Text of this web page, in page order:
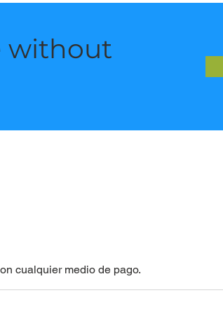
without
cualquier medio de pago.